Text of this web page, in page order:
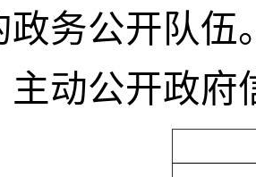
政务公开队伍
主动公开政府